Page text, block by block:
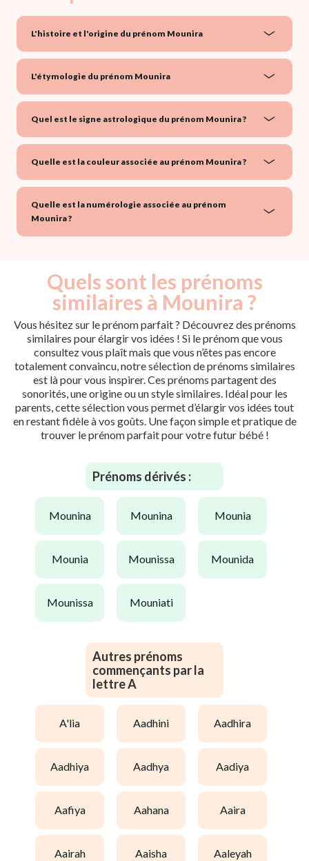
L'histoire et l'origine du prénom Mounira
L'étymologie du prénom Mounira
Quel est le signe astrologique du prénom Mounira ?
Quelle est la couleur associée au prénom Mounira ?
Quelle est la numérologie associée au prénom
Mounira ?
Quels sont les prénoms
similaires à Mounira ?
Vous hésitez sur le prénom parfait ? Découvrez des prénoms
similaires pour élargir vos idées ! Si le prénom que vous
consultez vous plaît mais que vous n’êtes pas encore
totalement convaincu, notre sélection de prénoms similaires
est là pour vous inspirer. Ces prénoms partagent des
sonorités, une origine ou un style similaires. Idéal pour les
parents, cette sélection vous permet d’élargir vos idées tout
en restant fidèle à vos goûts. Une façon simple et pratique de
trouver le prénom parfait pour votre futur bébé !
Prénoms dérivés :
mounina mounina mounia
mounia mounissa mounida
mounissa mouniati
Autres prénoms
commençants par la
lettre A
a'lia aadhini aadhira
aadhiya aadhya aadiya
aafiya aahana aaira
aairah aaisha aaleyah